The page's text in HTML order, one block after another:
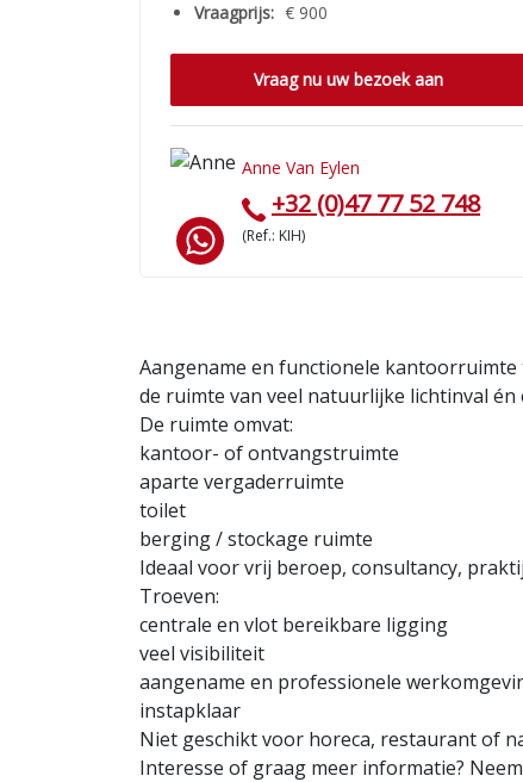
Vraagprijs: € 900
Vraag nu uw bezoek aan
Anne Van Eylen
+32 (0)47 77 52 748
(Ref.: KIH)
Aangename en functionele
de ruimte van veel natuurlijke lichtinval
De ruimte omvat:
kantoor- of ontvangstruimte
aparte vergaderruimte
toilet
berging / stockage ruimte
Ideaal voor vrij beroep, consultancy,
Troeven:
centrale en vlot bereikbare ligging
veel visibiliteit
aangename en professionele
instapklaar
Niet geschikt voor horeca, restaurant of
Interesse of graag meer informatie?